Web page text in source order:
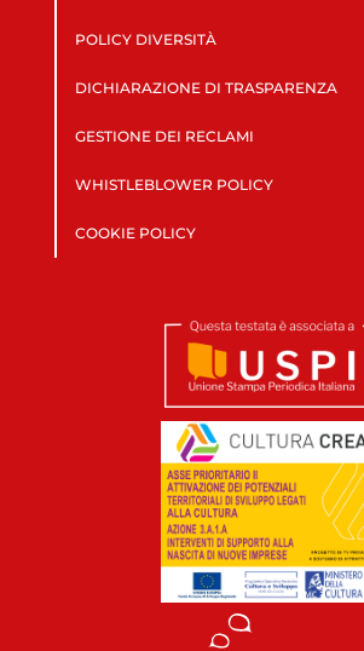
POLICY DIVERSITÀ
DICHIARAZIONE DI TRASPARENZA
GESTIONE DEI RECLAMI
WHISTLEBLOWER POLICY
COOKIE POLICY